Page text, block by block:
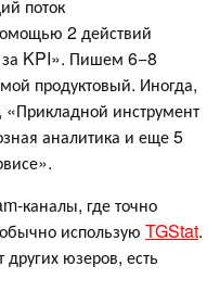
поток
2 действий
за KPI». Пишем 6−8
продуктовый. Иногда,
инструмент
аналитика и еще 5
каналы, где точно
использую TGStat.
юзеров, есть